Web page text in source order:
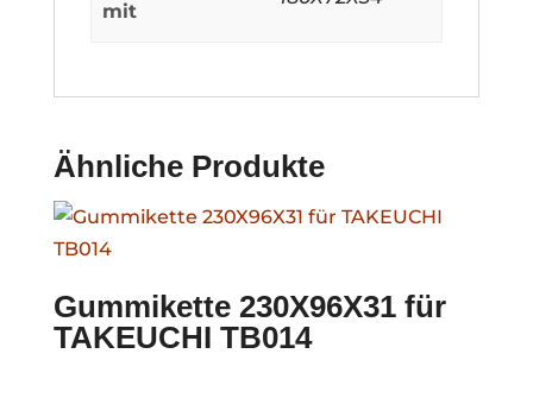
mit
Ähnliche Produkte
Gummikette 230X96X31 für
TAKEUCHI TB014